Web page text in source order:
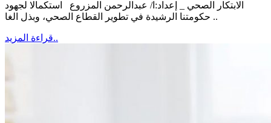
الابتكار الصحي _ إعداد:ا/ عبدالرحمن المزروع استكمالا لجهود
حكومتنا الرشيدة في تطوير القطاع الصحي، وبذل الغا ..
قراءة المزيد..